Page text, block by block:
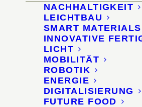
NACHHALTIGKEIT
LEICHTBAU
SMART MATERIALS
INNOVATIVE
LICHT
MOBILITÄT
ROBOTIK
ENERGIE
DIGITALISIERUNG
FUTURE FOOD
Orgatec 2022, Halle 6
Veranstalter:Koelnmesse
Materialauswahl und
Sascha Peters
Ausstellungsdesign